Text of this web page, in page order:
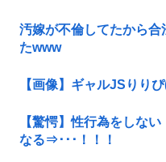
汚嫁が不倫してたから
たwww
【画像】ギャルJSりり
【驚愕】性行為をしな
なる⇒･･･！！！